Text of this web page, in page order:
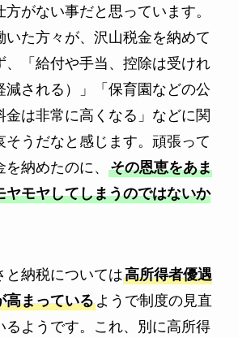
がない事だと思っています。
いた方々が、沢山税金を納めて
、「給付や手当、控除は受けれ
減される）」「保育園などの公
金は非常に高くなる」などに関
そうだなと感じます。頑張って
納めたのに、 その恩恵をあま
ヤモヤしてしまうのではないか
と納税については高所得者優遇
高まっているようで制度の見直
るようです。これ、別に高所得